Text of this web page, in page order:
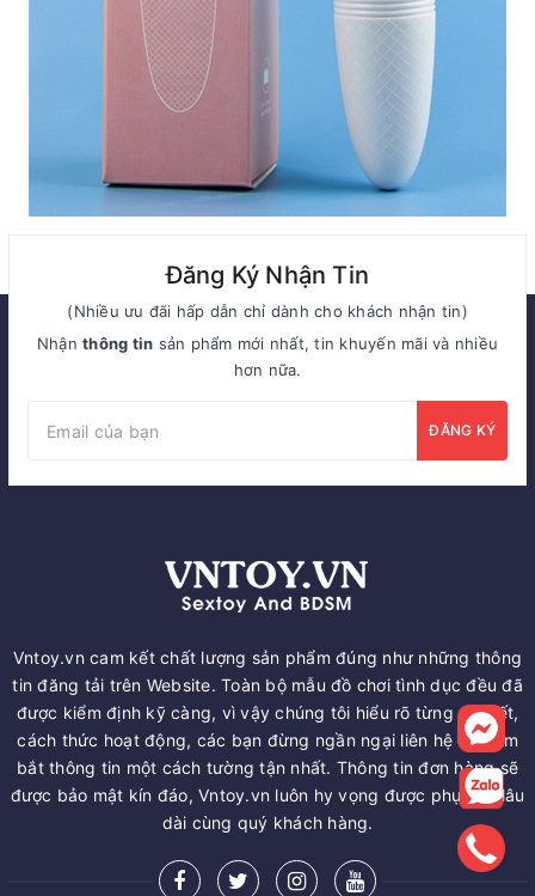
Đăng Ký Nhận Tin
(Nhiều ưu đãi hấp dẫn chỉ dành cho khách nhận tin)
Nhậnthông tin sản phẩm mới nhất, tin khuyến mãi và nhiều
hơn nữa.
ĐĂNG KÝ
Vntoy.vn cam kết chất lượng sản phẩm đúng như những thông
tin đăng tải trên Website. Toàn bộ mẫu đồ chơi tình dục đều đã
được kiểm định kỹ càng, vì vậy chúng tôi hiểu rõ từng chi tiết,
cách thức hoạt động, các bạn đừng ngần ngại liên hệ để nắm
bắt thông tin một cách tường tận nhất. Thông tin đơn hàng sẽ
được bảo mật kín đáo, Vntoy.vn luôn hy vọng được phục vụ lâu
dài cùng quý khách hàng.